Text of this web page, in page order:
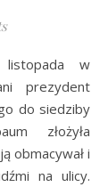
prezydent
do siedziby
złożyła
obmacywał i
na ulicy.